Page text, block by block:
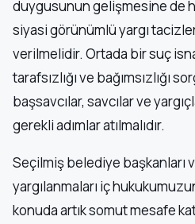
duygusunun gelişmesine de
siyasi görünümlü yargı
verilmelidir. Ortada bir suç
tarafsızlığı ve bağımsızlığı
başsavcılar, savcılar ve
gerekli adımlar atılmalıdır.
Seçilmiş belediye başkanları
yargılanmaları iç
konuda artık somut mesafe